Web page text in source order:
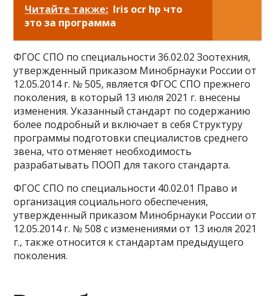
Читайте также: Iris ocr hp что
это за программа
ФГОС СПО по специальности 36.02.02 Зоотехния,
утвержденный приказом Минобрнауки России от
12.05.2014 г. № 505, является ФГОС СПО прежнего
поколения, в который 13 июля 2021 г. внесены
изменения. Указанный стандарт по содержанию
более подробный и включает в себя Структуру
программы подготовки специалистов среднего
звена, что отменяет необходимость
разрабатывать ПООП для такого стандарта.
ФГОС СПО по специальности 40.02.01 Право и
организация социального обеспечения,
утвержденный приказом Минобрнауки России от
12.05.2014 г. № 508 с изменениями от 13 июля 2021
г., также относится к стандартам предыдущего
поколения.